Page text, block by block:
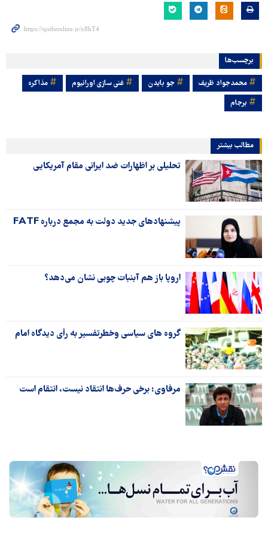
برچسب‌ها
محمدجواد ظریف جو بایدن غنی سازی اورانیوم
مذاکره
برجام
مطالب بیشتر
تحلیلی بر اظهارات ضد ایرانی مقام آمریکایی
پیشنهادهای جدید دولت به مجمع درباره FATF
اروپا باز هم آبنبات چوبی نشان می‌دهد؟
گروه های سیاسی وخطرتفسیر به رأی دیدگاه امام
مرفاوی: برخی حرف‌ها انتقاد نیست، انتقام است